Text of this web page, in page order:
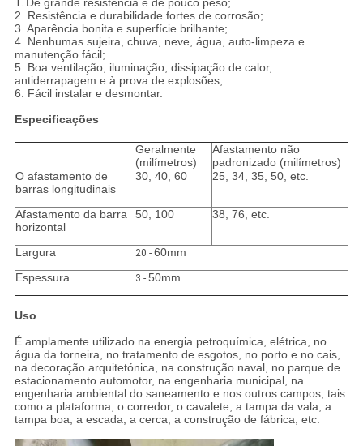
1. De grande resistência e de pouco peso;
2. Resistência e durabilidade fortes de corrosão;
3. Aparência bonita e superfície brilhante;
4. Nenhumas sujeira, chuva, neve, água, auto-limpeza e
manutenção fácil;
5. Boa ventilação, iluminação, dissipação de calor,
antiderrapagem e à prova de explosões;
6. Fácil instalar e desmontar.
Especificações
Geralmente
(milímetros)
Afastamento não
padronizado (milímetros)
O afastamento de
barras longitudinais
30, 40, 60 25, 34, 35, 50, etc.
Afastamento da barra
horizontal
50, 100 38, 76, etc.
Largura 20 - 60mm
Espessura
3 - 50mm
Uso
É amplamente utilizado na energia petroquímica, elétrica, no
água da torneira, no tratamento de esgotos, no porto e no cais,
na decoração arquitetónica, na construção naval, no parque de
estacionamento automotor, na engenharia municipal, na
engenharia ambiental do saneamento e nos outros campos, tais
como a plataforma, o corredor, o cavalete, a tampa da vala, a
tampa boa, a escada, a cerca, a construção de fábrica, etc.